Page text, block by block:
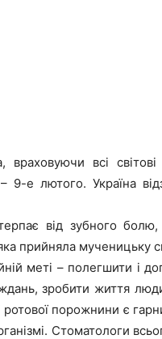
всі світові
е лютого. Україна
від зубного
прийняла мученицьку
меті – полегшити і
зробити життя
ротової порожнини є
Стоматологи